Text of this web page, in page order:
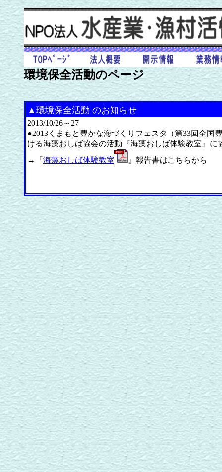
環境保全活動のページ
▲環境保全活動 のお知らせ
2013/10/26～27
●2013くまもと豊かな海づくりフェスタ（第33回全国
ける海藻おしば協会の活動『海藻おしば体験教室』に
→『海藻おしば体験教室 』報告書はこちらから